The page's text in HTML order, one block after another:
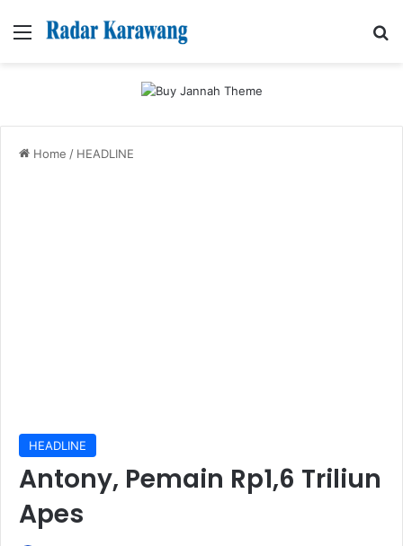
Menu
Home / HEADLINE
HEADLINE
Antony, Pemain Rp1,6 Triliun
Apes